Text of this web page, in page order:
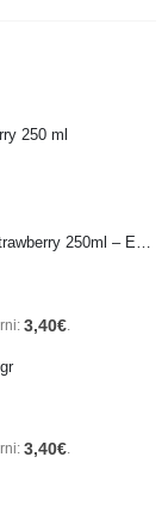
250 ml
Red Bull Amber Edition Apricot Strawberry 250ml – Energy Drink Albicocca e Fragola
3,40€.
3,40€.